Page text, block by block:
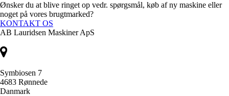
Ønsker du at blive ringet op vedr. spørgsmål, køb af ny maskine eller
noget på vores brugtmarked?
KONTAKT OS
AB Lauridsen Maskiner ApS
Symbiosen 7
4683 Rønnede
Danmark